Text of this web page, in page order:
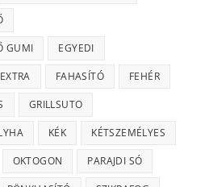
GUMI EGYEDI
EXTRA FAHASÍTÓ FEHÉR
GRILLSUTO
KÉK KÉTSZEMÉLYES
OKTOGON PARAJDI SÓ